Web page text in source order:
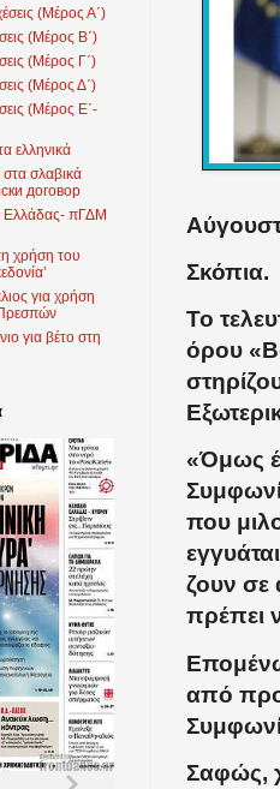
Σκόπια.
Το
όρου
«Όμως
που
ζουν σε
πρέπει
από
Σαφώς,
(Mέρος Α΄)
(Μέρος Β΄)
(Μέρος Γ΄)
(Μέρος Δ΄)
(Μέρος Ε΄-
ελληνικά
σλαβικά
договор
πΓΔΜ
χρήση του
για χρήση
για βέτο στη